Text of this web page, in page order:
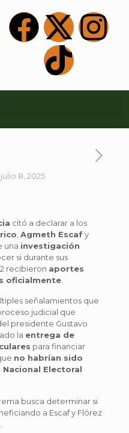
julio 8, 2025
citó a declarar a los
Agmeth Escafy
una investigación
si durante sus
recibieron aportes
oficialmente.
señalamientos que
judicial que
presidente Gustavo
la entrega de
para financiar
no habrían sido
Nacional Electoral
busca determinar si
a Escaf y Flórez